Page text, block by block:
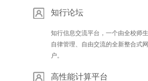
知行论坛
知行信息交流平台，一个由全校师生
自律管理、自由交流的全新整合式网
户。
高性能计算平台